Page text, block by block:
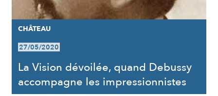
CHÂTEAU
27/05/2020
La Vision dévoilée, quand Debussy
accompagne les impressionnistes